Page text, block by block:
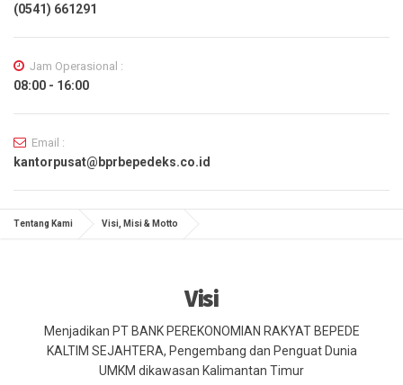
(0541) 661291
Jam Operasional :
08:00 - 16:00
Email :
kantorpusat@bprbepedeks.co.id
Tentang Kami Visi, Misi & Motto
Visi
Menjadikan PT BANK PEREKONOMIAN RAKYAT BEPEDE
KALTIM SEJAHTERA, Pengembang dan Penguat Dunia
UMKM dikawasan Kalimantan Timur